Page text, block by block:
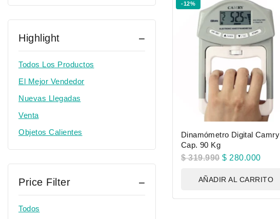
-12%
Dinamómetro Digital Camry
Cap. 90 Kg
$319.990 $ 280.000
AÑADIR AL CARRITO
Highlight
Todos Los Productos
El Mejor Vendedor
Nuevas Llegadas
Venta
Objetos Calientes
Price Filter
Todos